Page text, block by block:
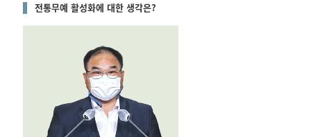
전통무예 활성화에 대한 생각은?